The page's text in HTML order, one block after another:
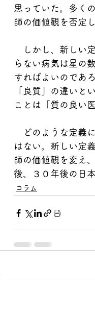
思っていた。多く
師の価値観を否定
しかし、新しい
らない病気は星の
すればよいのであ
「良質」の違いと
ことは「質の良い
どのような定義
はない。新しい定
師の価値観を変え
後、３０年後の日
コラム